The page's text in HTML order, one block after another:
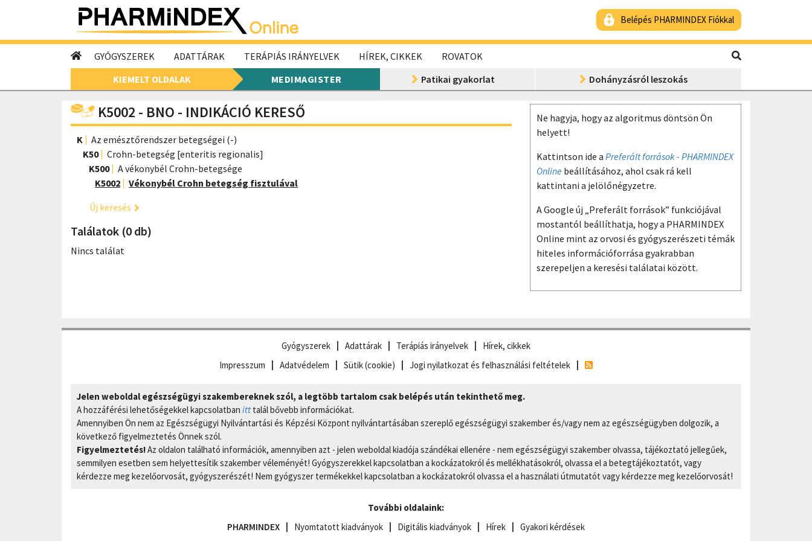
Belépés PHARMINDEX Fiókkal
GYÓGYSZEREK ADATTÁRAK TERÁPIÁS IRÁNYELVEK HÍREK, CIKKEK
ROVATOK
KIEMELT OLDALAK
MEDIMAGISTER Patikai gyakorlat Dohányzásról leszokás
K5002 - BNO - INDIKÁCIÓ KERESŐ
K
Az emésztőrendszer betegségei (-)
K50
Crohn-betegség [enteritis regionalis]
K500
A vékonybél Crohn-betegsége
K5002
Vékonybél Crohn betegség fisztulával
Új keresés
Találatok (0 db)
Nincs találat
Ne hagyja, hogy az algoritmus döntsön Ön
helyett!
Kattintson ide a Preferált források - PHARMINDEX
Online beállításához, ahol csak rá kell
kattintani a jelölőnégyzetre.
A Google új „Preferált források” funkciójával
mostantól beállíthatja, hogy a PHARMINDEX
Online mint az orvosi és gyógyszerészeti témák
hiteles információforrása gyakrabban
szerepeljen a keresési találatai között.
Gyógyszerek Adattárak Terápiás irányelvek
Hírek, cikkek
Impresszum
Adatvédelem Sütik (cookie) Jogi nyilatkozat és felhasználási feltételek
Jelen weboldal egészségügyi szakembereknek szól, a legtöbb tartalom csak belépés után tekinthető meg.
A hozzáférési lehetőségekkel kapcsolatban itt talál bővebb információkat.
Amennyiben Ön nem az Egészségügyi Nyilvántartási és Képzési Központ nyilvántartásában szereplő egészségügyi szakember és/vagy nem az egészségügyben dolgozik, a
következő figyelmeztetés Önnek szól.
Figyelmeztetés!Az oldalon található információk, amennyiben azt - jelen weboldal kiadója szándékai ellenére - nem egészségügyi szakember olvassa, tájékoztató jellegűek,
semmilyen esetben sem helyettesítik szakember véleményét! Gyógyszerekkel kapcsolatban a kockázatokról és mellékhatásokról, olvassa el a betegtájékoztatót, vagy
kérdezze meg kezelőorvosát, gyógyszerészét! Nem gyógyszer termékekkel kapcsolatban a kockázatokról olvassa el a használati útmutatót vagy kérdezze meg kezelőorvosát!
További oldalaink:
PHARMINDEX
Nyomtatott kiadványok Digitális kiadványok Hírek Gyakori kérdések